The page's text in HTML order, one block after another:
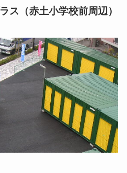
ス（赤土小学校前周辺）